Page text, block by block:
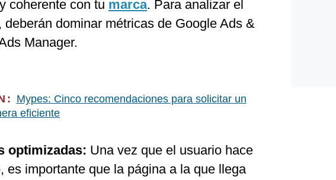
coherente con tu marca. Para analizar el
deberán dominar métricas de Google Ads &
Manager.
Mypes: Cinco recomendaciones para solicitar un
eficiente
optimizadas: Una vez que el usuario hace
es importante que la página a la que llega